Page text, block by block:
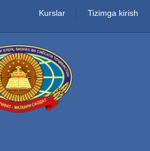
Kurslar Tizimga kirish